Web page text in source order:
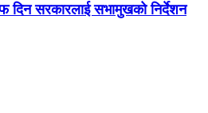
दिन सरकारलाई सभामुखको निर्देशन